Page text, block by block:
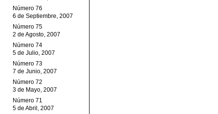
Número 76
6 de Septiembre, 2007
Número 75
2 de Agosto, 2007
Número 74
5 de Julio, 2007
Número 73
7 de Junio, 2007
Número 72
3 de Mayo, 2007
Número 71
5 de Abril, 2007